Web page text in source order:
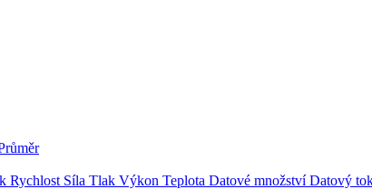
Rychlost Síla Tlak Výkon Teplota Datové množstvíDatový